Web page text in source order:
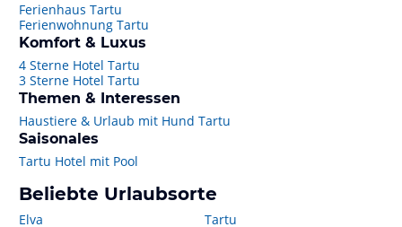
Ferienhaus Tartu
Ferienwohnung Tartu
Komfort & Luxus
4 Sterne Hotel Tartu
3 Sterne Hotel Tartu
Themen & Interessen
Haustiere & Urlaub mit Hund Tartu
Saisonales
Tartu Hotel mit Pool
Beliebte Urlaubsorte
Elva
Tartu